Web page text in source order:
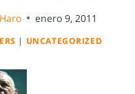
enero 9, 2011
| UNCATEGORIZED